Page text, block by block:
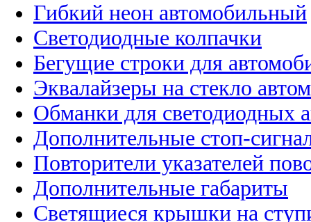
Гибкий неон автомобильный
Светодиодные колпачки
Бегущие строки для
Эквалайзеры на стекло
Обманки для светодиодных
Дополнительные стоп-
Повторители указателей
Дополнительные габариты
Светящиеся крышки на